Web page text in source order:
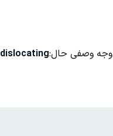
وجه وصفی حال:dislocating